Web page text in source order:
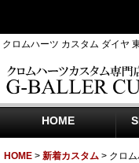
クロムハーツ カスタム ダイヤ
HOME
HOME > 新着カスタム > クロ